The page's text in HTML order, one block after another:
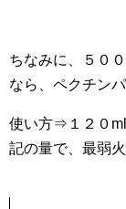
ちなみに、５０
なら、ペクチン
使い方⇒１２０
記の量で、最弱